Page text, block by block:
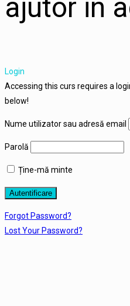
ajutor in
Login
Accessing this curs requires a
below!
Nume utilizator sau adresă email
Parolă
Ține-mă minte
Forgot Password?
Lost Your Password?